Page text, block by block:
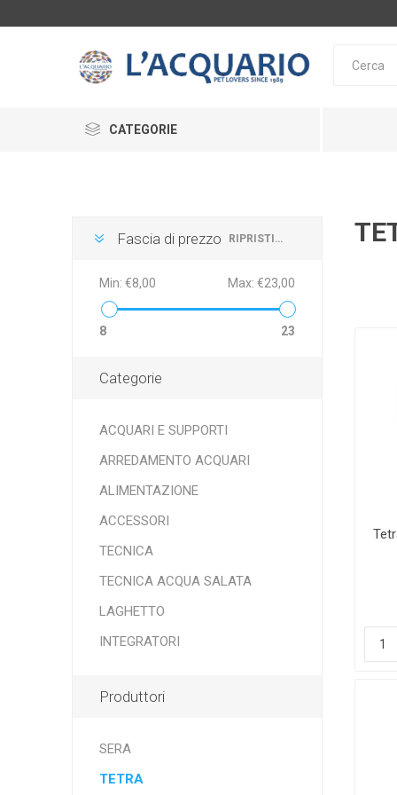
CATEGORIE
LAGHETTO
INTEGRATORI
TECNICA
SERA TETRA
RIPRISTINA
Fascia di prezzo
Min: €8,00 Max: €23,00
8 23
Categorie
ACQUARI E SUPPORTI
ARREDAMENTO ACQUARI
ALIMENTAZIONE
ACCESSORI
TECNICA
TECNICA ACQUA SALATA
LAGHETTO
INTEGRATORI
Produttori
SERA
TETRA